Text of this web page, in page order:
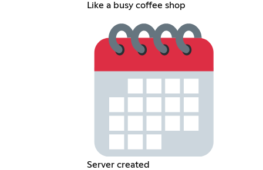
Like a busy coffee shop
Server created